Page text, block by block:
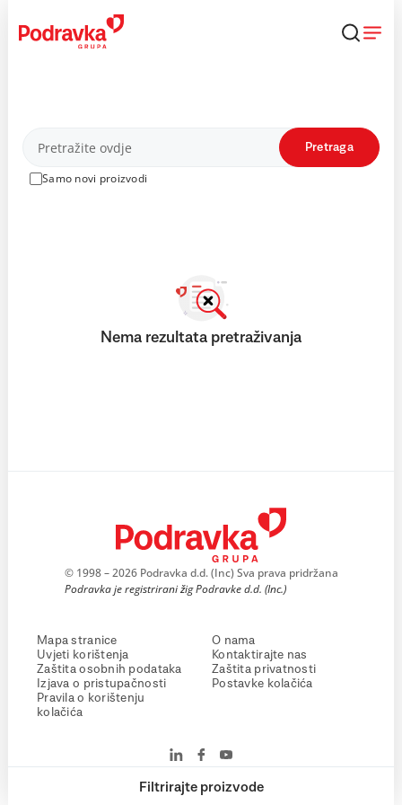
content
Proizvodi
Samo novi proizvodi
Pretraga
Filtrirajte proizvode
Nema rezultata pretraživanja
© 1998 – 2026 Podravka d.d. (Inc) Sva prava pridržana
Podravka je registrirani žig Podravke d.d. (Inc.)
Mapa stranice
Uvjeti korištenja
Zaštita osobnih podataka
Izjava o pristupačnosti
Pravila o korištenju
kolačića
O nama
Kontaktirajte nas
Zaštita privatnosti
Postavke kolačića